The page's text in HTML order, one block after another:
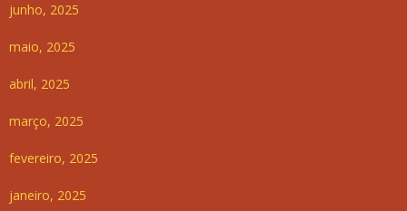
junho, 2025
maio, 2025
abril, 2025
março, 2025
fevereiro, 2025
janeiro, 2025